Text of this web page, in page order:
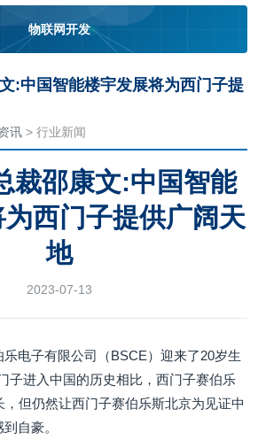
物联网开发
:中国智能楼宇发展将为西门子提
讯 > 行业新闻
裁邵康文:中国智能
西门子提供广阔天
地
2023-07-13
电子有限公司（BSCE）迎来了20岁生
子进入中国的历史相比，西门子赛伯乐
但仍然让西门子赛伯乐斯北京为见证中
自豪。